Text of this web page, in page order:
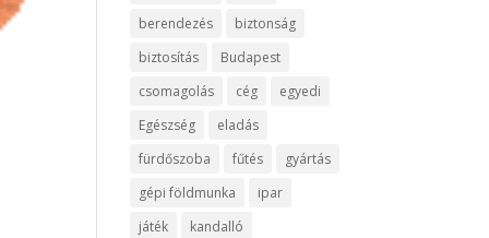
berendezés
biztonság
biztosítás
Budapest
csomagolás
cég
egyedi
Egészség
eladás
fürdőszoba
fűtés
gyártás
gépi földmunka
ipar
játék
kandalló